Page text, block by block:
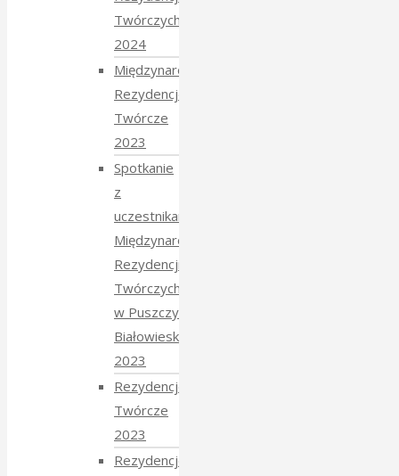
Twórczych
2024
Międzynarodowe
Rezydencje
Twórcze
2023
Spotkanie
z
uczestnikami
Międzynarodowych
Rezydencji
Twórczych
w Puszczy
Białowieskiej
2023
Rezydencje
Twórcze
2023
Rezydencje